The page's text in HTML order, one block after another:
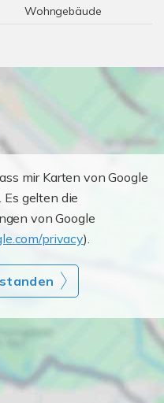
Wohngebäude
mir Karten von Google
gelten die
von Google
privacy).